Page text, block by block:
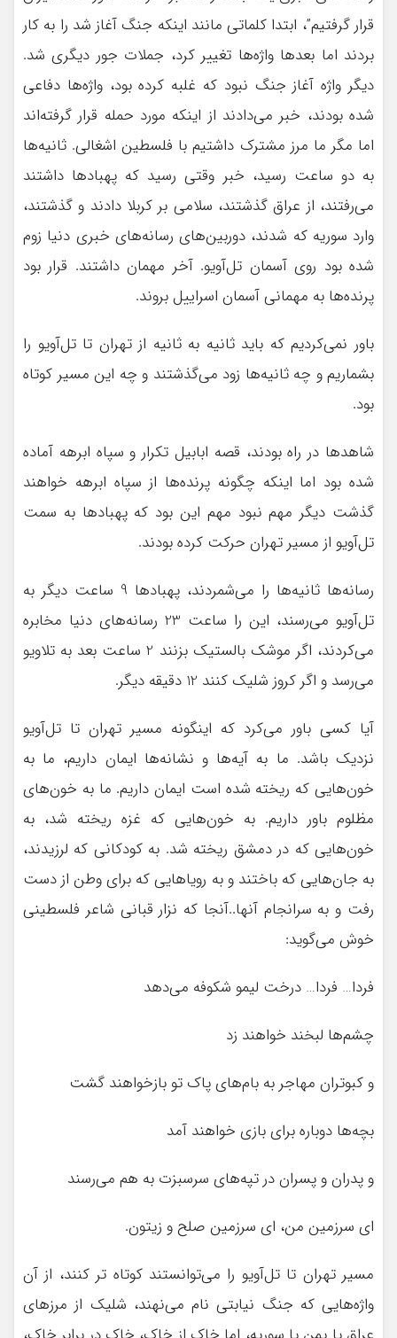
قرار گرفتیم”، ابتدا کلماتی مانند اینکه جنگ آغاز شد را به کار
بردند اما بعدها واژه‌ها تغییر کرد، جملات جور دیگری شد.
دیگر واژه آغاز جنگ نبود که غلبه کرده بود، واژه‌ها دفاعی
شده بودند، خبر می‌دادند از اینکه مورد حمله قرار گرفته‌اند
اما مگر ما مرز مشترک داشتیم با فلسطین اشغالی. ثانیه‌ها
به دو ساعت رسید، خبر وقتی رسید که پهبادها داشتند
می‌رفتند، از عراق گذشتند، سلامی بر کربلا دادند و گذشتند،
وارد سوریه که شدند، دوربین‌های رسانه‌های خبری دنیا زوم
شده بود روی آسمان تل‌آویو. آخر مهمان داشتند. قرار بود
پرنده‌ها به مهمانی آسمان اسراییل بروند.
باور نمی‌کردیم که باید ثانیه به ثانیه از تهران تا تل‌آویو را
بشماریم و چه ثانیه‌ها زود می‌گذشتند و چه این مسیر کوتاه
بود.
شاهدها در راه بودند، قصه ابابیل تکرار و سپاه ابرهه آماده
شده بود اما اینکه چگونه پرنده‌ها از سپاه ابرهه خواهند
گذشت دیگر مهم نبود مهم این بود که پهبادها به سمت
تل‌آویو از مسیر تهران حرکت کرده بودند.
رسانه‌ها ثانیه‌ها را می‌شمردند، پهبادها 9 ساعت دیگر به
تل‌آویو می‌رسند، این را ساعت 23 رسانه‌های دنیا مخابره
می‌کردند، اگر موشک بالستیک بزنند 2 ساعت بعد به تلاویو
می‌رسد و اگر کروز شلیک کنند 12 دقیقه دیگر.
آیا کسی باور می‌کرد که اینگونه مسیر تهران تا تل‌آویو
نزدیک باشد. ما به آیه‌ها و نشانه‌ها ایمان داریم، ما به
خون‌هایی که ریخته شده است ایمان داریم. ما به خون‌های
مظلوم باور داریم. به خون‌هایی که غزه ریخته شد، به
خون‌هایی که در دمشق ریخته شد. به کودکانی که لرزیدند،
به جان‌‎هایی که باختند و به رویاهایی که برای وطن از دست
رفت و به سرانجام آنها..آنجا که نزار قبانی شاعر فلسطینی
خوش می‌گوید:
فردا… فردا… درخت لیمو شکوفه می‌دهد
چشم‌ها لبخند خواهند زد
و کبوتران مهاجر به بام‌های پاک تو بازخواهند گشت
بچه‌ها دوباره برای بازی خواهند آمد
و پدران و پسران در تپه‌های سرسبزت به هم می‌رسند
ای سرزمین من، ای سرزمین صلح و زیتون.
مسیر تهران تا تل‌آویو را می‌توانستند کوتاه تر کنند، از آن
واژه‌هایی که جنگ نیابتی نام می‌نهند، شلیک از مرزهای